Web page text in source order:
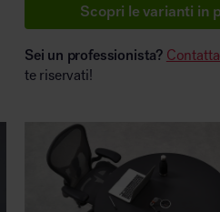
MillerKnoll
Scopri le varianti in
Sei un professionista?
te riservati!